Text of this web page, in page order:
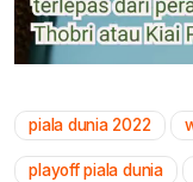
piala dunia 2022
playoff piala dunia